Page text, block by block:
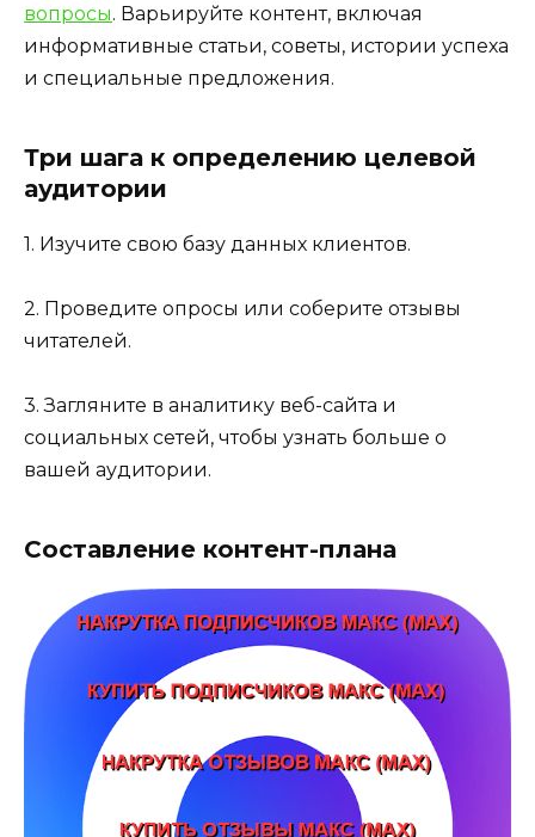
вопросы. Варьируйте контент, включая
информативные статьи, советы, истории успеха
и специальные предложения.
Три шага к определению целевой
аудитории
1. Изучите свою базу данных клиентов.
2. Проведите опросы или соберите отзывы
читателей.
3. Загляните в аналитику веб-сайта и
социальных сетей, чтобы узнать больше о
вашей аудитории.
Составление контент-плана